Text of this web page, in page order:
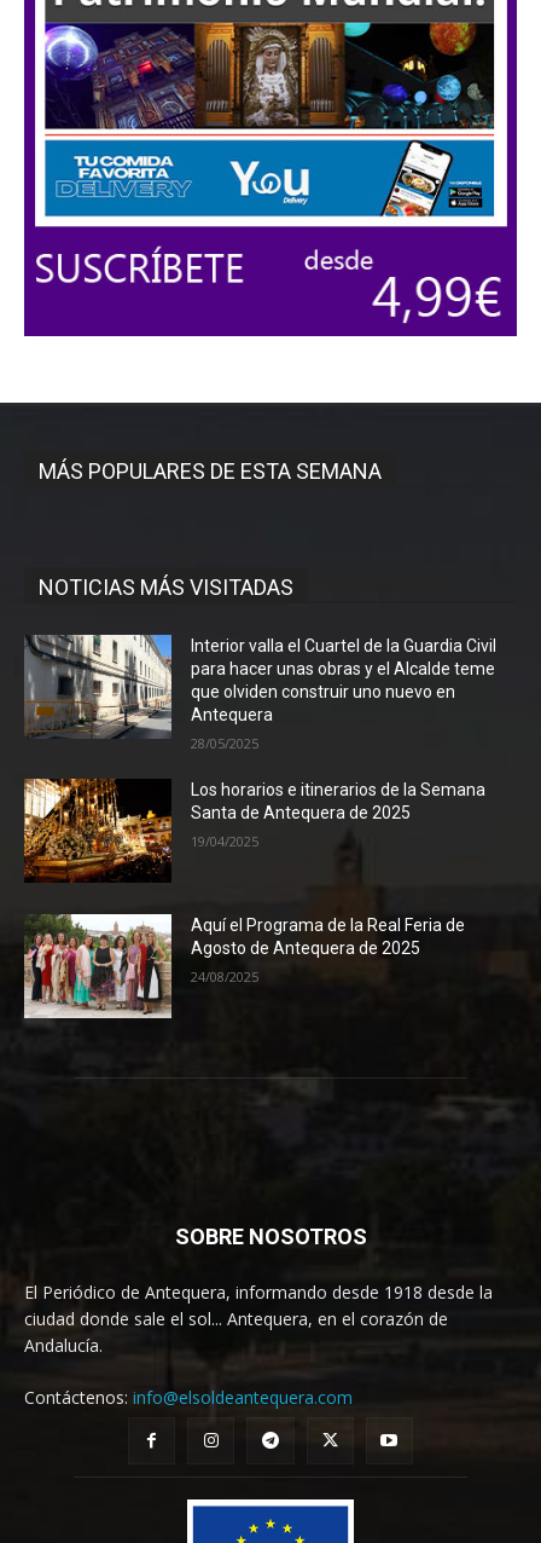
MÁS POPULARES DE ESTA SEMANA
NOTICIAS MÁS VISITADAS
Interior valla el Cuartel de la Guardia Civil
para hacer unas obras y el Alcalde teme
que olviden construir uno nuevo en
Antequera
28/05/2025
Los horarios e itinerarios de la Semana
Santa de Antequera de 2025
19/04/2025
Aquí el Programa de la Real Feria de
Agosto de Antequera de 2025
24/08/2025
SOBRE NOSOTROS
El Periódico de Antequera, informando desde 1918 desde la
ciudad donde sale el sol... Antequera, en el corazón de
Andalucía.
Contáctenos: info@elsoldeantequera.com